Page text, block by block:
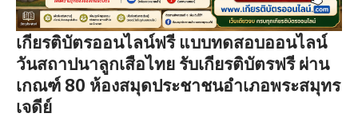
เกียรติบัตรออนไลน์ฟรี แบบทดสอบออนไลน์
วันสถาปนาลูกเสือไทย รับเกียรติบัตรฟรี ผ่าน
เกณฑ์ 80 ห้องสมุดประชาชนอำเภอพระสมุทร
เจดีย์